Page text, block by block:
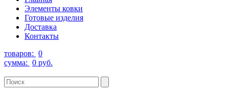
Элементы ковки
Готовые изделия
Доставка
Контакты
товаров: 0
сумма: 0 руб.